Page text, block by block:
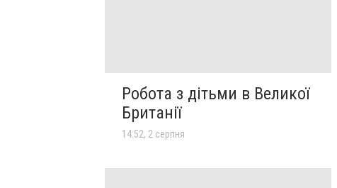
Робота з дітьми в Великої
Британії
14:52, 2 серпня